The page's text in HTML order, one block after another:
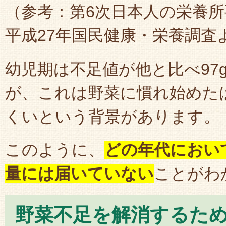
（参考：第6次日本人の栄養
平成27年国民健康・栄養調査
幼児期は不足値が他と比べ
が、これは野菜に慣れ始め
くいという背景があります。
このように、
どの年代にお
量には届いていないことがわ
野菜不足を解消するた